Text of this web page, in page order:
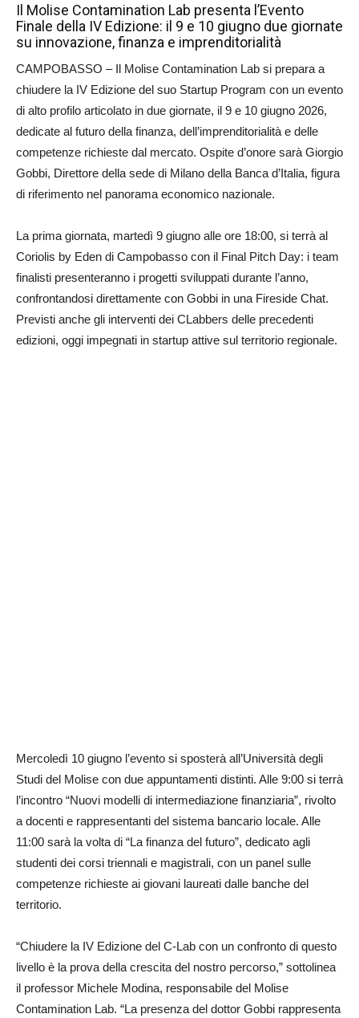
Il Molise Contamination Lab presenta l’Evento
Finale della IV Edizione: il 9 e 10 giugno due giornate
su innovazione, finanza e imprenditorialità
CAMPOBASSO – Il Molise Contamination Lab si prepara a
chiudere la IV Edizione del suo Startup Program con un evento
di alto profilo articolato in due giornate, il 9 e 10 giugno 2026,
dedicate al futuro della finanza, dell’imprenditorialità e delle
competenze richieste dal mercato. Ospite d’onore sarà Giorgio
Gobbi, Direttore della sede di Milano della Banca d’Italia, figura
di riferimento nel panorama economico nazionale.
La prima giornata, martedì 9 giugno alle ore 18:00, si terrà al
Coriolis by Eden di Campobasso con il Final Pitch Day: i team
finalisti presenteranno i progetti sviluppati durante l’anno,
confrontandosi direttamente con Gobbi in una Fireside Chat.
Previsti anche gli interventi dei CLabbers delle precedenti
edizioni, oggi impegnati in startup attive sul territorio regionale.
Mercoledì 10 giugno l’evento si sposterà all’Università degli
Studi del Molise con due appuntamenti distinti. Alle 9:00 si terrà
l’incontro “Nuovi modelli di intermediazione finanziaria”, rivolto
a docenti e rappresentanti del sistema bancario locale. Alle
11:00 sarà la volta di “La finanza del futuro”, dedicato agli
studenti dei corsi triennali e magistrali, con un panel sulle
competenze richieste ai giovani laureati dalle banche del
territorio.
“Chiudere la IV Edizione del C‑Lab con un confronto di questo
livello è la prova della crescita del nostro percorso,” sottolinea
il professor Michele Modina, responsabile del Molise
Contamination Lab. “La presenza del dottor Gobbi rappresenta